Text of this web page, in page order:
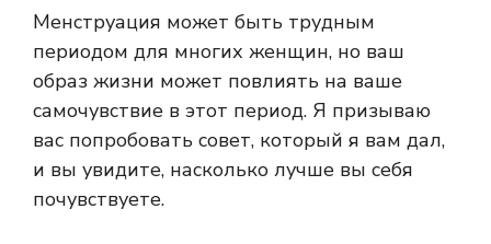
Менструация может быть трудным
периодом для многих женщин, но ваш
образ жизни может повлиять на ваше
самочувствие в этот период. Я призываю
вас попробовать совет, который я вам дал,
и вы увидите, насколько лучше вы себя
почувствуете.